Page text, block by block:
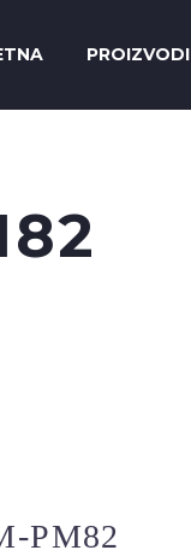
PROIZVODI
PM82